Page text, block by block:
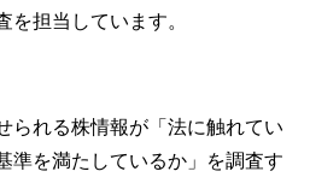
を担当しています。
られる株情報が「法に触れてい
準を満たしているか」を調査す